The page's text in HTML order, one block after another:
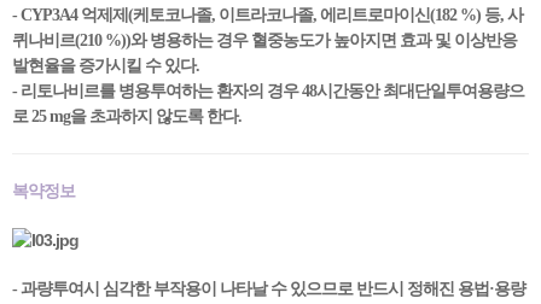
- CYP3A4 억제제(케토코나졸, 이트라코나졸, 에리트로마이신(182 %) 등, 사
퀴나비르(210 %))와 병용하는 경우 혈중농도가 높아지면 효과 및 이상반응
발현율을 증가시킬 수 있다.
- 리토나비르를 병용투여하는 환자의 경우 48시간동안 최대단일투여용량으
로 25 mg을 초과하지 않도록 한다.
복약정보
- 과량투여시 심각한 부작용이 나타날 수 있으므로 반드시 정해진 용법·용량